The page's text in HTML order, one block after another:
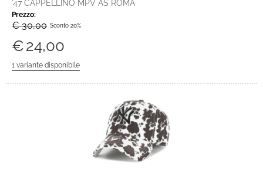
'47 CAPPELLINO MPV AS ROMA
Prezzo:
€ 30,00 Sconto 20%
€24,00